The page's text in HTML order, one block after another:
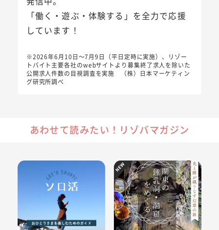
「働く・遊ぶ・体験する」を全力で応援
しています！
※2026年6月10日～7月9日（平日定時に実施）、リゾー
トバイト主要各社のwebサイトより募集終了求人を除いた
公開求人件数の目視調査を実施 （株）日本マーケティン
グ研究所調べ
あわせて読みたい！リゾバマガジン
【ソロ活】何をしたらいい？おひとりさまを楽しむためのガ
New
【関東の鍾乳洞・洞窟】のん